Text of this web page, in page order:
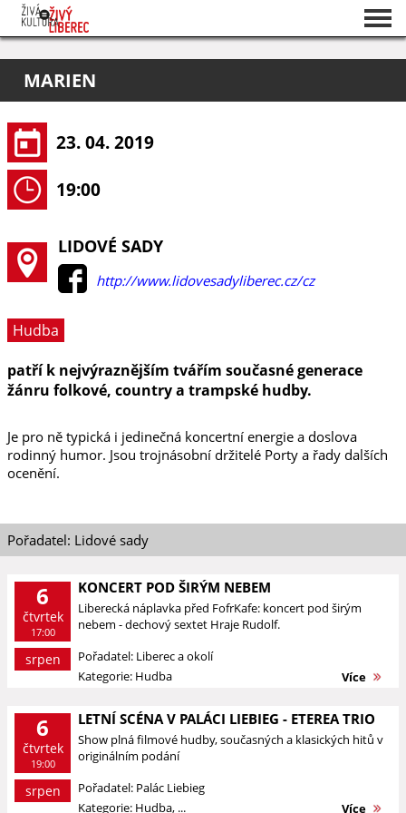
O projektu
Pořadatelé
MARIEN
23. 04. 2019
19:00
LIDOVÉ SADY
http://www.lidovesadyliberec.cz/cz
Hudba
patří k nejvýraznějším tvářím současné generace
žánru folkové, country a trampské hudby.
Je pro ně typická i jedinečná koncertní energie a doslova
rodinný humor. Jsou trojnásobní držitelé Porty a řady dalších
ocenění.
Pořadatel: Lidové sady
6
čtvrtek
17:00
srpen
KONCERT POD ŠIRÝM NEBEM
Liberecká náplavka před FofrKafe: koncert pod širým
nebem - dechový sextet Hraje Rudolf.
Pořadatel: Liberec a okolí
Kategorie: Hudba
Více
6
čtvrtek
19:00
srpen
LETNÍ SCÉNA V PALÁCI LIEBIEG - ETEREA TRIO
Show plná filmové hudby, současných a klasických hitů v
originálním podání
Pořadatel: Palác Liebieg
Kategorie: Hudba, ...
Více